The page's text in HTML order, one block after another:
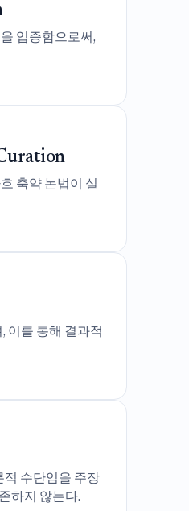
입증함으로써,
축약 논법이 실
이를 통해 결과적
수단임을 주장
하지 않는다.